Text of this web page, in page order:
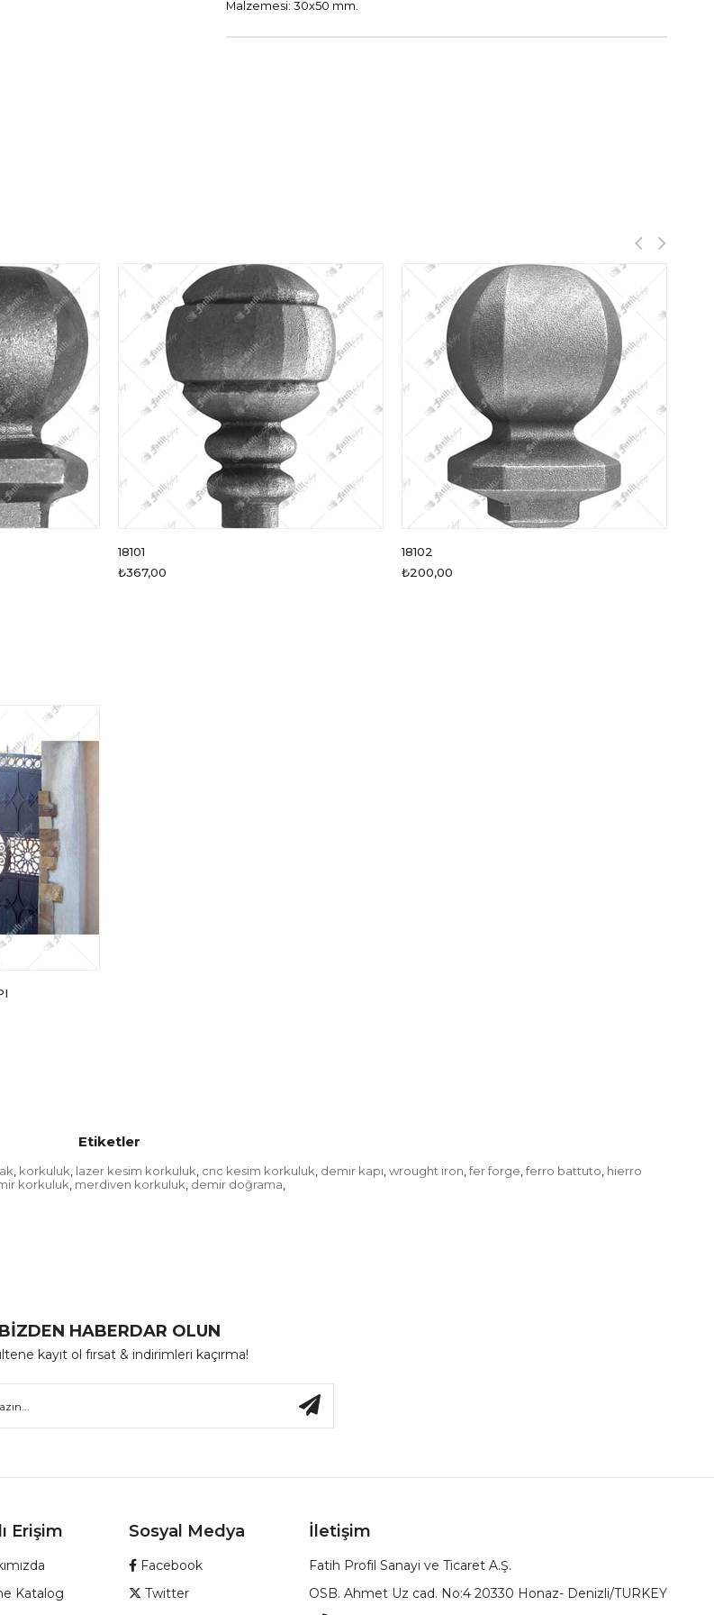
Malzemesi: 30x50 mm.
18101
₺367,00
18102
₺200,00
Etiketler
, korkuluk, lazer kesim korkuluk, cnc kesim korkuluk, demir kapı, wrought iron, fer forge, ferro battuto, hierro
korkuluk, merdiven korkuluk, demir doğrama,
BİZDEN HABERDAR OLUN
kayıt ol fırsat & indirimleri kaçırma!
Erişim
Katalog
Sosyal Medya
Facebook
Twitter
İletişim
Fatih Profil Sanayi ve Ticaret A.Ş.
OSB. Ahmet Uz cad. No:4 20330 Honaz- Denizli/TURKEY